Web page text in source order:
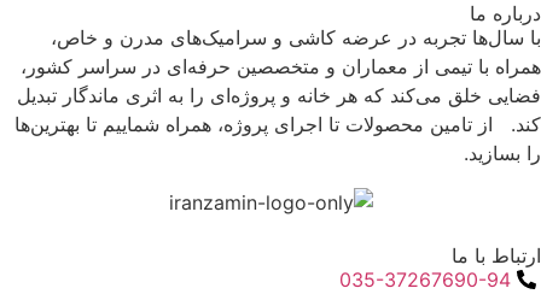
ما
تجربه در عرضه کاشی و سرامیک‌های مدرن و خاص،
با تیمی از معماران و متخصصین حرفه‌ای در سراسر کشور،
خلق می‌کند که هر خانه و پروژه‌ای را به اثری ماندگار تبدیل
از تامین محصولات تا اجرای پروژه، همراه شماییم تا بهترین‌ها
با ما
035-37267690-94